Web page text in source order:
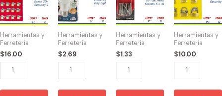
Herramientas y
Ferretería
$16.00
CANDADO
MALETA
20mm
DPL
(24)
quantity
Herramientas y
Ferretería
$2.69
BOMBILLA
FLOOD
50W/7
quantity
Herramientas y
Ferretería
$1.33
HW-
40075
SS
Flat
Head
Screws
5
x
Herramientas y
Ferretería
$10.00
CANDADO
DISPLAY(6)
30-
40mm
quantity